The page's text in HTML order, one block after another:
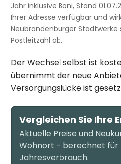
Jahr inklusive Boni, Stand
Ihrer Adresse verfügbar und
Neubrandenburger Stadtwerke
Postleitzahl ab.
Der Wechsel selbst ist
übernimmt der neue
Versorgungslücke ist
Vergleichen Sie Ihre
Aktuelle Preise und
Wohnort – berechnet für
Jahresverbrauch.